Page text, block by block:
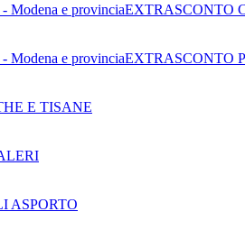
Modena e provinciaEXTRASCONTO
Modena e provinciaEXTRASCONTO
E TISANE
ASPORTO